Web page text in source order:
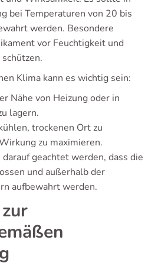
bei Temperaturen von 20 bis
werden. Besondere
vor Feuchtigkeit und
Klima kann es wichtig sein:
Nähe von Heizung oder in
lagern.
trockenen Ort zu
zu maximieren.
geachtet werden, dass die
und außerhalb der
aufbewahrt werden.